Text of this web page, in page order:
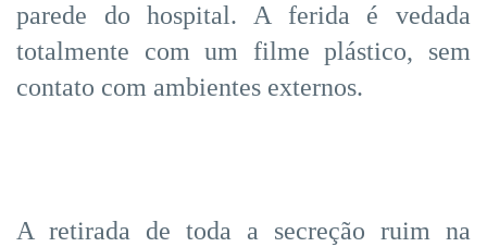
parede do hospital. A ferida é vedada
totalmente com um filme plástico, sem
contato com ambientes externos.
A retirada de toda a secreção ruim na